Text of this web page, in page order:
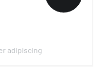
adipiscing